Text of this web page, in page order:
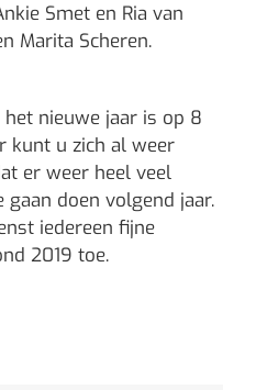
Smet en Ria van
Marita Scheren.
nieuwe jaar is op 8
kunt u zich al weer
er weer heel veel
doen volgend jaar.
iedereen fijne
2019 toe.